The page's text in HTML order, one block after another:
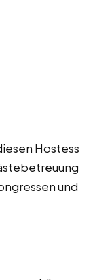
Hostess
und